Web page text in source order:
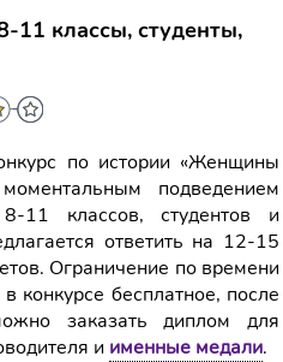
11 классы, студенты,
по истории «Женщины
подведением
11 классов, студентов и
ответить на 12-15
Ограничение по времени
конкурсе бесплатное, после
заказать диплом для
и именные медали.